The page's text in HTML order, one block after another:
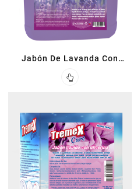
Jabón De Lavanda Con
Glicerina 5 L